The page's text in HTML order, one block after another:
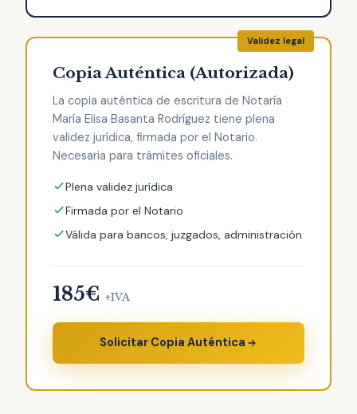
Copia Auténtica (Autorizada)
La copia auténtica de escritura de Notaría
María Elisa Basanta Rodríguez tiene plena
validez jurídica, firmada por el Notario.
Necesaria para trámites oficiales.
Plena validez jurídica
Firmada por el Notario
Válida para bancos, juzgados, administración
185€ +IVA
Solicitar Copia Auténtica